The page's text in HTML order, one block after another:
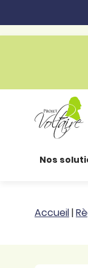
Nos
Toutes
Accueil|